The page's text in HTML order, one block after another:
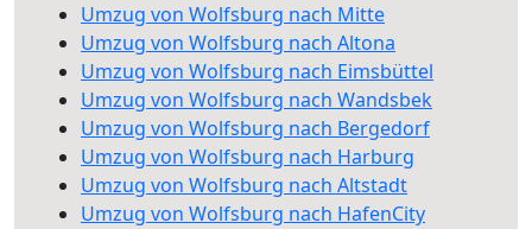
Umzug von Wolfsburg nach Mitte
Umzug von Wolfsburg nach Altona
Umzug von Wolfsburg nach Eimsbüttel
Umzug von Wolfsburg nach Wandsbek
Umzug von Wolfsburg nach Bergedorf
Umzug von Wolfsburg nach Harburg
Umzug von Wolfsburg nach Altstadt
Umzug von Wolfsburg nach HafenCity